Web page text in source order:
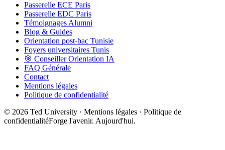
Passerelle ECE Paris
Passerelle EDC Paris
Témoignages Alumni
Blog & Guides
Orientation post-bac Tunisie
Foyers universitaires Tunis
🎯 Conseiller Orientation IA
FAQ Générale
Contact
Mentions légales
Politique de confidentialité
© 2026 Ted University · Mentions légales · Politique de
confidentialitéForge l'avenir. Aujourd'hui.